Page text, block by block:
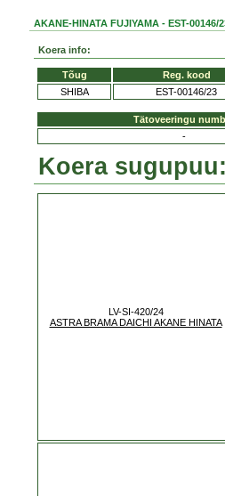
AKANE-HINATA FUJIYAMA - EST-00146/
Koera info:
Tõug Reg. kood
SHIBA
EST-00146/23
Tätoveeringu
-
Koera sugupuu:
LV-SI-420/24
ASTRA BRAMA DAICHI AKANE HINATA